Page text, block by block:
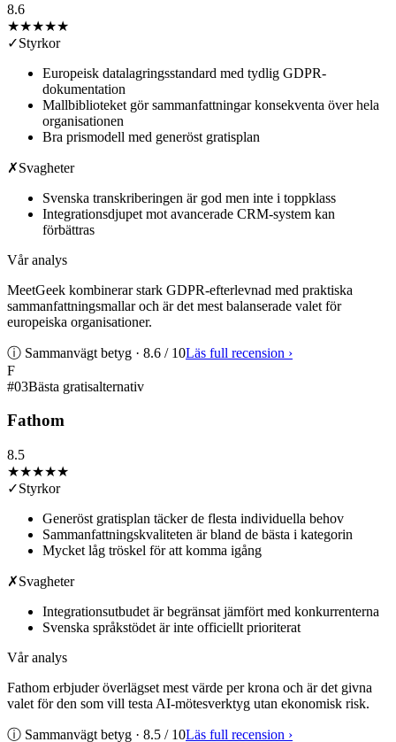
8.6
★★★★★
✓Styrkor
Europeisk datalagringsstandard med tydlig GDPR-
dokumentation
Mallbiblioteket gör sammanfattningar konsekventa över hela
organisationen
Bra prismodell med generöst gratisplan
✗Svagheter
Svenska transkriberingen är god men inte i toppklass
Integrationsdjupet mot avancerade CRM-system kan
förbättras
Vår analys
MeetGeek kombinerar stark GDPR-efterlevnad med praktiska
sammanfattningsmallar och är det mest balanserade valet för
europeiska organisationer.
ⓘ Sammanvägt betyg · 8.6 / 10Läs full recension ›
F
#03Bästa gratisalternativ
Fathom
8.5
★★★★★
✓Styrkor
Generöst gratisplan täcker de flesta individuella behov
Sammanfattningskvaliteten är bland de bästa i kategorin
Mycket låg tröskel för att komma igång
✗Svagheter
Integrationsutbudet är begränsat jämfört med konkurrenterna
Svenska språkstödet är inte officiellt prioriterat
Vår analys
Fathom erbjuder överlägset mest värde per krona och är det givna
valet för den som vill testa AI-mötesverktyg utan ekonomisk risk.
ⓘ Sammanvägt betyg · 8.5 / 10Läs full recension ›